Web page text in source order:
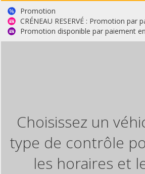
Promotion
CRÉNEAU RESERVÉ : Promotion par
Promotion disponible par paiement
Choisissez un
type de contrôle
les horaires et